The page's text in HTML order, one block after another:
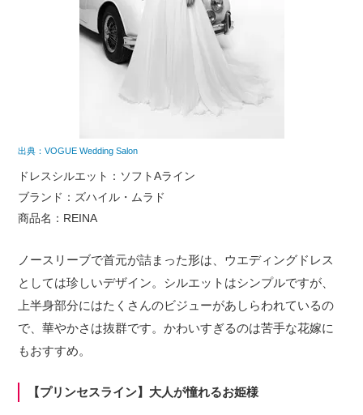
出典：VOGUE Wedding Salon
ドレスシルエット：ソフトAライン
ブランド：ズハイル・ムラド
商品名：REINA
ノースリーブで首元が詰まった形は、ウエディングドレス
としては珍しいデザイン。シルエットはシンプルですが、
上半身部分にはたくさんのビジューがあしらわれているの
で、華やかさは抜群です。かわいすぎるのは苦手な花嫁に
もおすすめ。
【プリンセスライン】大人が憧れるお姫様